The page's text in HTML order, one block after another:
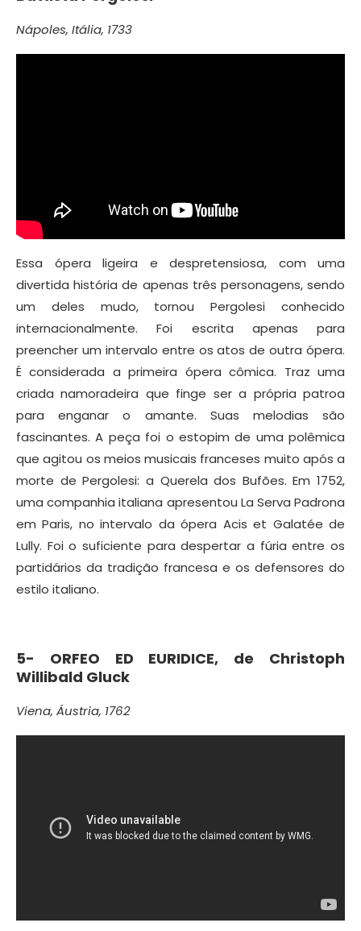
Nápoles, Itália, 1733
Essa ópera ligeira e despretensiosa, com uma
divertida história de apenas três personagens, sendo
um deles mudo, tornou Pergolesi conhecido
internacionalmente. Foi escrita apenas para
preencher um intervalo entre os atos de outra ópera.
É considerada a primeira ópera cômica. Traz uma
criada namoradeira que finge ser a própria patroa
para enganar o amante. Suas melodias são
fascinantes. A peça foi o estopim de uma polêmica
que agitou os meios musicais franceses muito após a
morte de Pergolesi: a Querela dos Bufões. Em 1752,
uma companhia italiana apresentou La Serva Padrona
em Paris, no intervalo da ópera Acis et Galatée de
Lully. Foi o suficiente para despertar a fúria entre os
partidários da tradição francesa e os defensores do
estilo italiano.
5- ORFEO ED EURIDICE, de Christoph
Willibald Gluck
Viena, Áustria, 1762